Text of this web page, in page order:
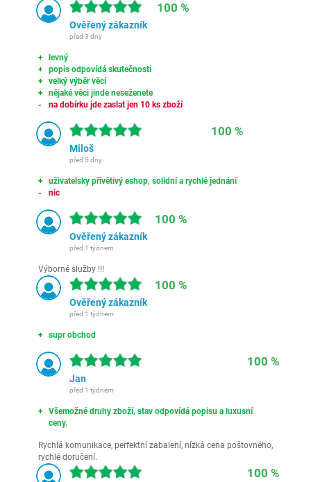
100 %
Ověřený zákazník
před 3 dny
levný
popis odpovídá skutečnosti
velký výběr věcí
nějaké věci jinde neseženete
na dobírku jde zaslat jen 10 ks zboží
100 %
Miloš
před 5 dny
uživatelsky přívětivý eshop, solidní a rychlé jednání
nic
100 %
Ověřený zákazník
před 1 týdnem
Výborné služby !!!
100 %
Ověřený zákazník
před 1 týdnem
supr obchod
100 %
Jan
před 1 týdnem
Všemožné druhy zboží, stav odpovídá popisu a luxusní
ceny.
Rychlá komunikace, perfektní zabalení, nízká cena poštovného,
rychlé doručení.
100 %